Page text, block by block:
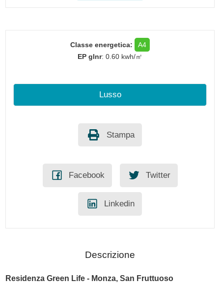
Classe energetica:
A4
EP glnr: 0.60 kwh/㎡
Lusso
Stampa
Facebook Twitter
Linkedin
Descrizione
Residenza Green Life - Monza, San Fruttuoso